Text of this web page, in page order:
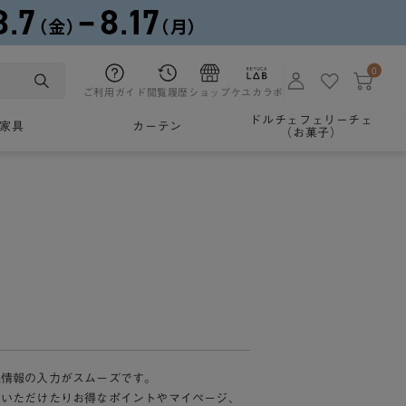
ご利用ガイド 閲覧履歴 ショップケユカラボ
0
家具 カーテン
ドルチェフェリーチェ
（お菓子）
報の入力がスムーズです。
ただけたりお得なポイントやマイページ、